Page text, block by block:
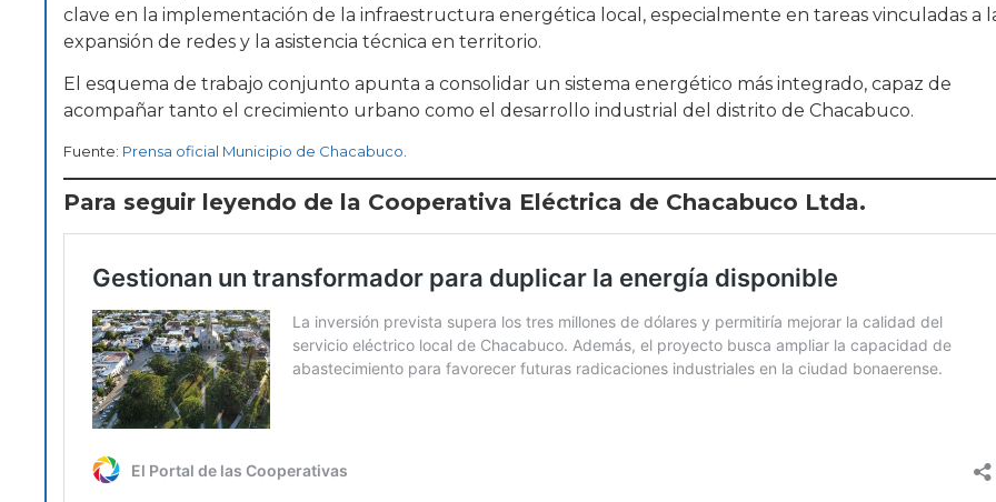
clave en la implementación de la infraestructura energética local, especialmente en tareas vinculadas a
expansión de redes y la asistencia técnica en territorio.
El esquema de trabajo conjunto apunta a consolidar un sistema energético más integrado, capaz de
acompañar tanto el crecimiento urbano como el desarrollo industrial del distrito de Chacabuco.
Fuente: Prensa oficial Municipio de Chacabuco
Para seguir leyendo de la Cooperativa Eléctrica de Chacabuco Ltda.